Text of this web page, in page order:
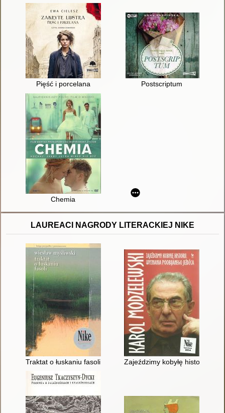
Pięść i porcelana Postscriptum
Chemia
LAUREACI NAGRODY LITERACKIEJ NIKE
Traktat o łuskaniu fasoli Zajeździmy kobyłę historii :